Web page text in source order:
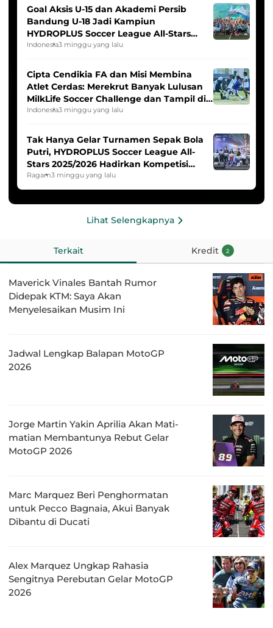
Goal Aksis U-15 dan Akademi Persib
Bandung U-18 Jadi Kampiun
HYDROPLUS Soccer League All-Stars
2025/2026
Indonesia3 minggu yang lalu
Cipta Cendikia FA dan Misi Membina
Atlet Cerdas: Merekrut Banyak Lulusan
MilkLife Soccer Challenge dan Tampil di
HYDROPLUS Soccer League
Indonesia3 minggu yang lalu
Tak Hanya Gelar Turnamen Sepak Bola
Putri, HYDROPLUS Soccer League All-
Stars 2025/2026 Hadirkan Kompetisi
Band dan Dance
Ragam3 minggu yang lalu
Lihat Selengkapnya
Terkait Kredit 2
Maverick Vinales Bantah Rumor
Didepak KTM: Saya Akan
Menyelesaikan Musim Ini
Jadwal Lengkap Balapan MotoGP
2026
Jorge Martin Yakin Aprilia Akan Mati-
matian Membantunya Rebut Gelar
MotoGP 2026
Marc Marquez Beri Penghormatan
untuk Pecco Bagnaia, Akui Banyak
Dibantu di Ducati
Alex Marquez Ungkap Rahasia
Sengitnya Perebutan Gelar MotoGP
2026